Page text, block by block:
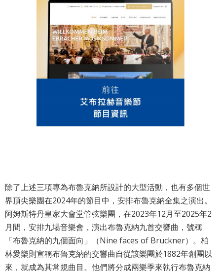
除了上述三項專為布魯克納所設計的大型活動，也有多個世
界頂尖樂團在2024年的節目中，安排布魯克納全集之演出。
阿姆斯特丹皇家大會堂管弦樂團，在2023年12月至2025年2
月間，安排九場音樂會，演出布魯克納九首交響曲，號稱
「布魯克納的九個面向」（Nine faces of Bruckner）。柏
林愛樂則宣稱布魯克納的交響曲自從該樂團於1882年創團以
來，就成為其常規曲目。他們將分成兩樂季來執行布魯克納